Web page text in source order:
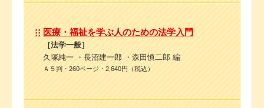
医療・福祉を学ぶ人のための法学入門
［法学一般］
久塚純一 ・長沼建一郎 ・森田慎二郎 編
Ａ５判・260ページ・2,640円（税込）